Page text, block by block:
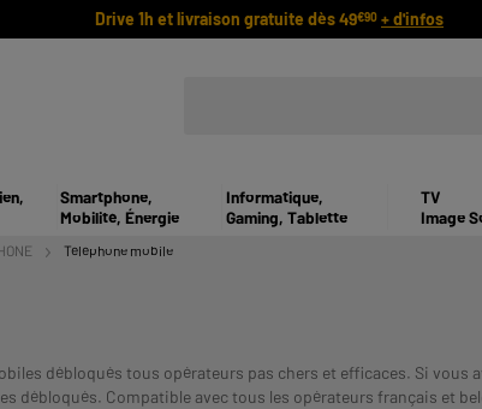
Drive 1h et livraison gratuite dès 49€90 + d'infos
Smartphone,
Mobilité, Énergie
Informatique,
Gaming, Tablette
TV
Image
Téléphone mobile
débloqués tous opérateurs pas chers et efficaces. Si vous
débloqués. Compatible avec tous les opérateurs français et